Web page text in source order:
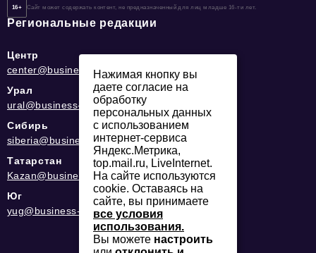
16+ Сайт может содержать контент, не предназначенный для лиц младше 16-ти лет.
Региональные редакции
Центр
center@business-magazine.online
Урал
ural@business-magazine.online
Сибирь
siberia@business-magazine.online
Татарстан
Kazan@business-magazine.online
Юг
yug@business-magazine.online
Нажимая кнопку вы
даете согласие на
обработку
персональных данных
с использованием
интернет-сервиса
Яндекс.Метрика,
top.mail.ru, LiveInternet.
На сайте используются
cookie. Оставаясь на
сайте, вы принимаете
все условия
использования.
Вы можете настроить